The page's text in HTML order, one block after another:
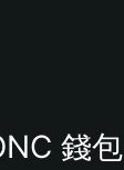
錢包